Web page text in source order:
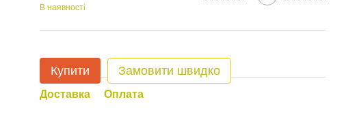
В наявності
Купити Замовити швидко
Доставка Оплата